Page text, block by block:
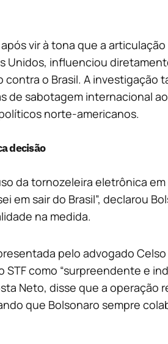
vir à tona que a
Unidos, influenciou
contra o Brasil. A investigação
de sabotagem internacional
norte-americanos.
decisão
da tornozeleira eletrônica
em sair do Brasil”, declarou
na medida.
pelo advogado
como “surpreendente e
Neto, disse que a operação
que Bolsonaro sempre